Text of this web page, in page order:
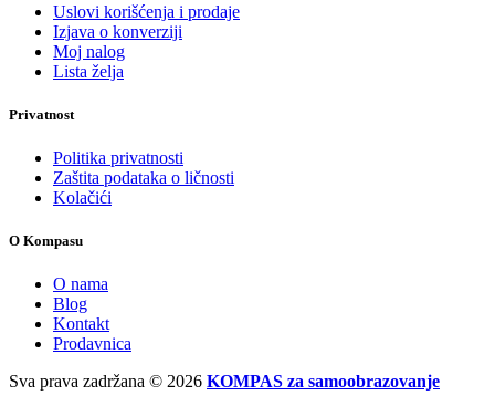
Uslovi korišćenja i prodaje
Izjava o konverziji
Moj nalog
Lista želja
Privatnost
Politika privatnosti
Zaštita podataka o ličnosti
Kolačići
O Kompasu
O nama
Blog
Kontakt
Prodavnica
Sva prava zadržana © 2026 KOMPAS za samoobrazovanje